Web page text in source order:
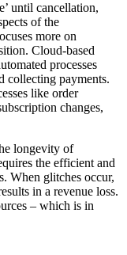
until cancellation,
of the
more on
Cloud-based
processes
collecting payments.
like order
changes,
longevity of
the efficient and
When glitches occur,
in a revenue loss.
– which is in